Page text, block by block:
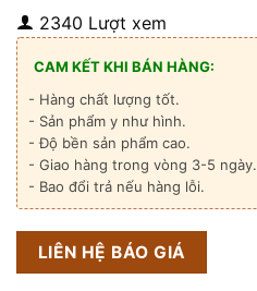
2340 Lượt xem
CAM KẾT KHI BÁN HÀNG:
- Hàng chất lượng tốt.
- Sản phẩm y như hình.
- Độ bền sản phẩm cao.
- Giao hàng trong vòng 3-5 ngày.
- Bao đổi trả nếu hàng lỗi.
LIÊN HỆ BÁO GIÁ